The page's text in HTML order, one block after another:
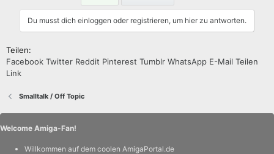
Du musst dich einloggen oder registrieren, um hier zu antworten.
Teilen:
Facebook Twitter Reddit Pinterest Tumblr WhatsApp E-Mail Teilen
Link
Smalltalk / Off Topic
Welcome Amiga-Fan!
Willkommen auf dem coolen AmigaPortal.de